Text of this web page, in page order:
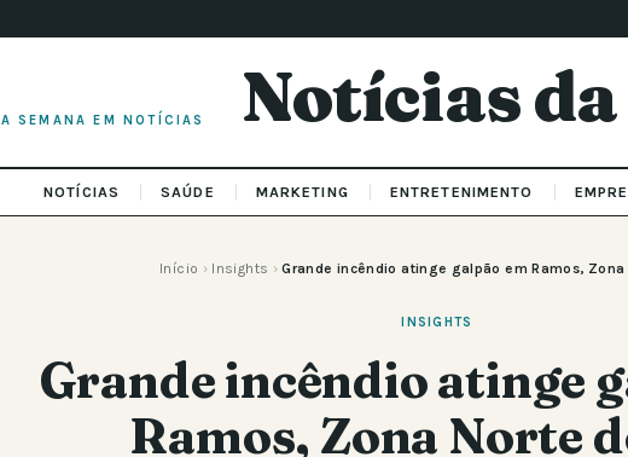
A SEMANA EM NOTÍCIAS Notícias
NOTÍCIAS SAÚDE MARKETING ENTRETENIMENTO
Início › Insights › Grande incêndio atinge galpão em Ramos, Zona
INSIGHTS
Grande incêndio atinge
Ramos, Zona Norte